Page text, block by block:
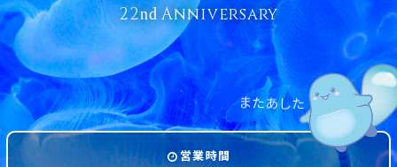
22ndAnniversary
営業時間
またあした